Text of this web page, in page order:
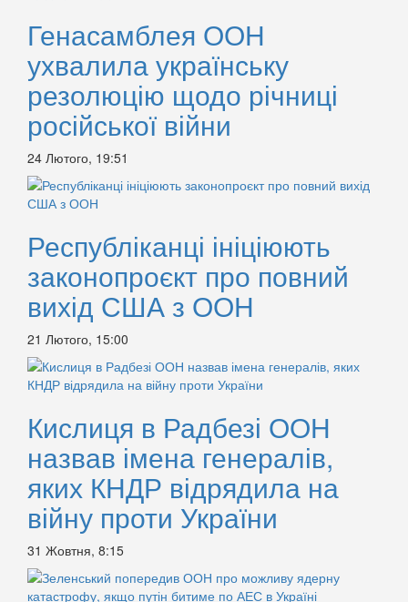
Генасамблея ООН
ухвалила українську
резолюцію щодо річниці
російської війни
24 Лютого, 19:51
Республіканці ініціюють
законопроєкт про повний
вихід США з ООН
21 Лютого, 15:00
Кислиця в Радбезі ООН
назвав імена генералів,
яких КНДР відрядила на
війну проти України
31 Жовтня, 8:15